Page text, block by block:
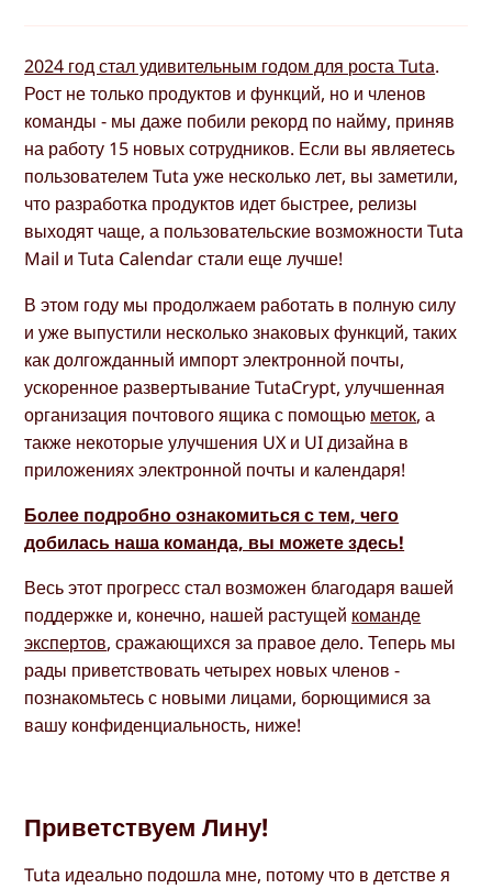
2024 год стал удивительным годом для роста Tuta.
Рост не только продуктов и функций, но и членов
команды - мы даже побили рекорд по найму, приняв
на работу 15 новых сотрудников. Если вы являетесь
пользователем Tuta уже несколько лет, вы заметили,
что разработка продуктов идет быстрее, релизы
выходят чаще, а пользовательские возможности Tuta
Mail и Tuta Calendar стали еще лучше!
В этом году мы продолжаем работать в полную силу
и уже выпустили несколько знаковых функций, таких
как долгожданный импорт электронной почты,
ускоренное развертывание TutaCrypt, улучшенная
организация почтового ящика с помощью меток, а
также некоторые улучшения UX и UI дизайна в
приложениях электронной почты и календаря!
Более подробно ознакомиться с тем, чего
добилась наша команда, вы можете здесь!
Весь этот прогресс стал возможен благодаря вашей
поддержке и, конечно, нашей растущей команде
экспертов, сражающихся за правое дело. Теперь мы
рады приветствовать четырех новых членов -
познакомьтесь с новыми лицами, борющимися за
вашу конфиденциальность, ниже!
Приветствуем Лину!
Tuta идеально подошла мне, потому что в детстве я